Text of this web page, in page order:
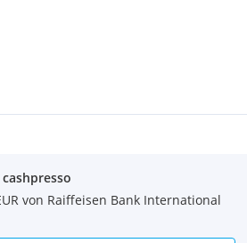
Mangelerscheinungen
oder weichem oder
(Ecke Reindorfgasse)
– 18:00 Uhr
von Raiffeisen Bank International